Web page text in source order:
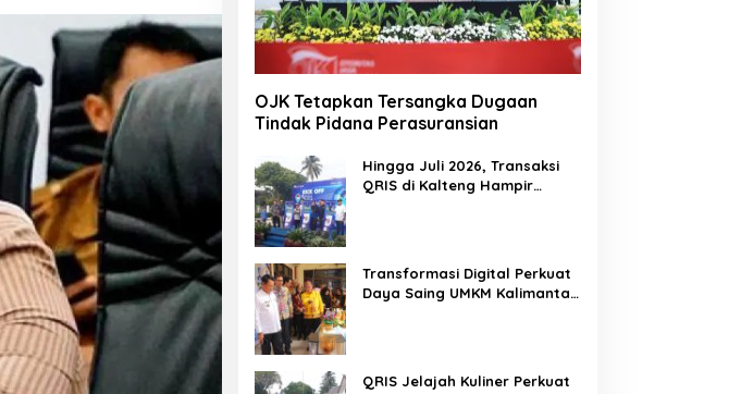
OJK Tetapkan Tersangka Dugaan
Tindak Pidana Perasuransian
Hingga Juli 2026, Transaksi
QRIS di Kalteng Hampir
Transformasi Digital Perkuat
Daya Saing UMKM Kalimantan
QRIS Jelajah Kuliner Perkuat